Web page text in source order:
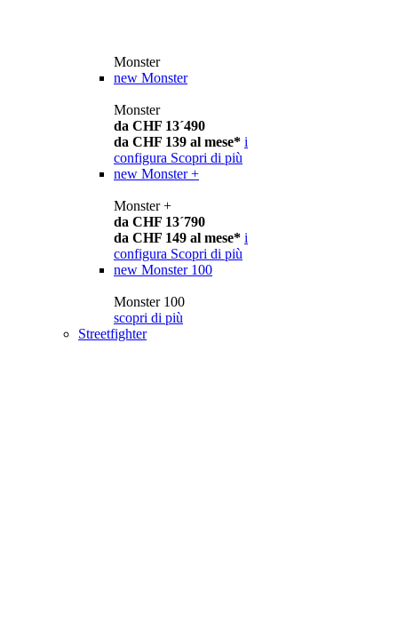
Monster
new Monster
Monster
da CHF 13´490
da CHF 139 al mese* i
configura Scopri di più
new Monster +
Monster +
da CHF 13´790
da CHF 149 al mese* i
configura Scopri di più
new Monster 100
Monster 100
scopri di più
Streetfighter